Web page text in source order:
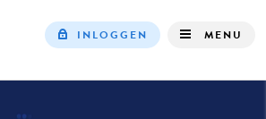
INLOGGEN MENU